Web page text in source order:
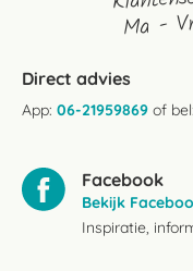
Ma -
Direct advies
App: 06-21959869 of bel:
Facebook
Bekijk
Inspiratie,